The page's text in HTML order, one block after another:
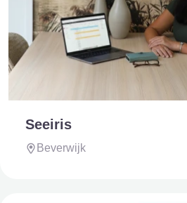
Seeiris
Beverwijk